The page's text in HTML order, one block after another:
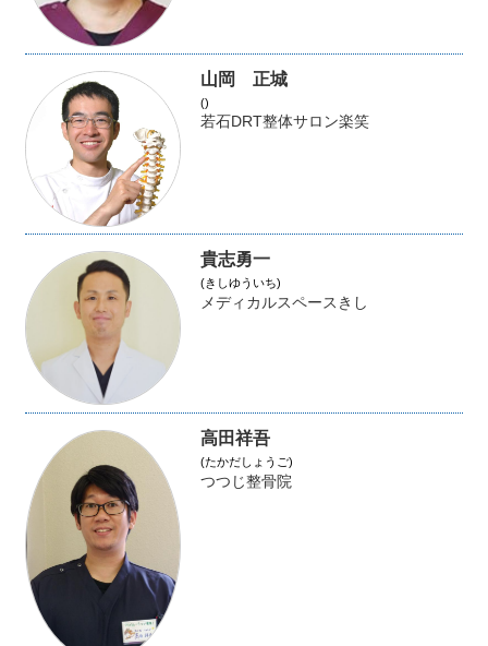
山岡 正城
()
若石DRT整体サロン楽笑
貴志勇一
(きしゆういち)
メディカルスペースきし
高田祥吾
(たかだしょうご)
つつじ整骨院